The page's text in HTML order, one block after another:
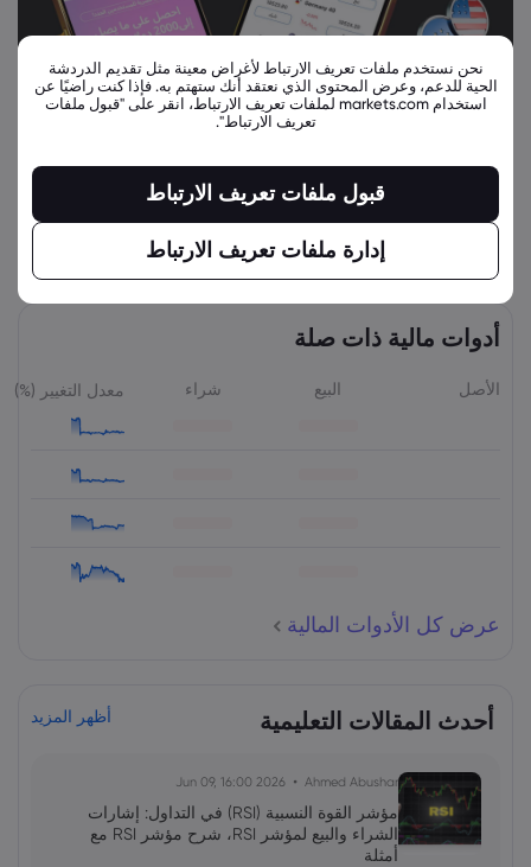
أدوات مالية ذات صلة
الأصل البيع شراء معدل التغيير (%)
عرض كل الأدوات المالية
أحدث المقالات التعليمية أظهر المزيد
Ahmed Abushar
2026 Jun 09, 16:00
مؤشر القوة النسبية (RSI) في التداول: إشارات
الشراء والبيع لمؤشر RSI، شرح مؤشر RSI مع
أمثلة
نحن نستخدم ملفات تعريف الارتباط لأغراض معينة مثل تقديم الدردشة
الحية للدعم، وعرض المحتوى الذي نعتقد أنك ستهتم به. فإذا كنت راضيًا عن
استخدام markets.com لملفات تعريف الارتباط، انقر على "قبول ملفات
تعريف الارتباط".
قبول ملفات تعريف الارتباط
إدارة ملفات تعريف الارتباط